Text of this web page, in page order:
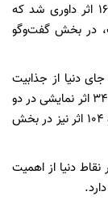
فرجی خاطرنشان کرد: در بخش مستند جشنواره 160 اثر داوری شد که
در بخش گفت‌وگو
دنیا از جذابیت
برخوردار هستند، افزود: در سومین جشنواره جام‌جم 34 اثر نمایشی در دو
موضوع دفاع مقدس و انقلاب اسلامی داوری شدند و 104 اثر نیز در بخش
دنیا از اهمیت